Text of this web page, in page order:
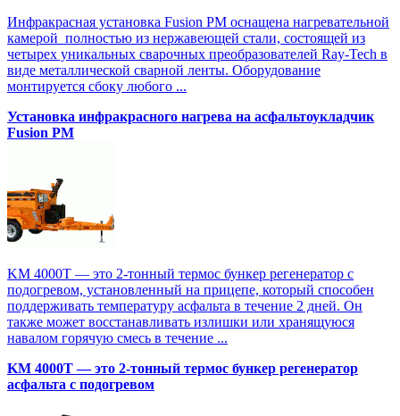
Инфракрасная установка Fusion PM оснащена нагревательной
камерой полностью из нержавеющей стали, состоящей из
четырех уникальных сварочных преобразователей Ray-Tech в
виде металлической сварной ленты. Оборудование
монтируется сбоку любого ...
Установка инфракрасного нагрева на асфальтоукладчик
Fusion PM
KM 4000T — это 2-тонный термос бункер регенератор с
подогревом, установленный на прицепе, который способен
поддерживать температуру асфальта в течение 2 дней. Он
также может восстанавливать излишки или хранящуюся
навалом горячую смесь в течение ...
KM 4000T — это 2-тонный термос бункер регенератор
асфальта с подогревом